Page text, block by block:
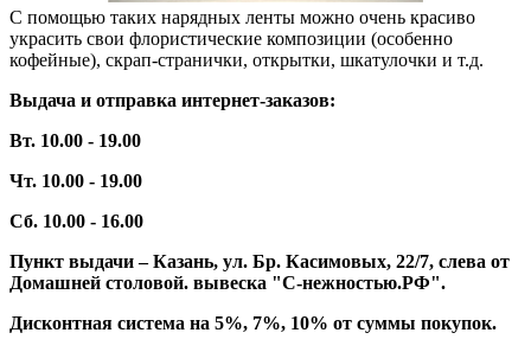
С помощью таких нарядных ленты можно очень красиво
украсить свои флористические композиции (особенно
кофейные), скрап-странички, открытки, шкатулочки и т.д.
Выдача и отправка интернет-заказов:
Вт. 10.00 - 19.00
Чт. 10.00 - 19.00
Сб. 10.00 - 16.00
Пункт выдачи – Казань, ул. Бр. Касимовых, 22/7, слева от
Домашней столовой. вывеска "С-нежностью.РФ".
Дисконтная система на 5%, 7%, 10% от суммы покупок.